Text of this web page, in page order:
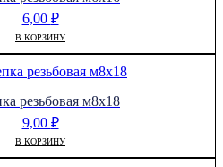
6,00 ₽
В КОРЗИНУ
резьбовая м8х18
9,00 ₽
В КОРЗИНУ